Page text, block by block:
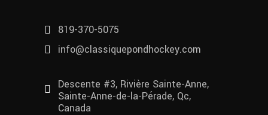
819-370-5075
info@classiquepondhockey.com
Descente #3, Rivière Sainte-Anne,
Sainte-Anne-de-la-Pérade, Qc,
Canada